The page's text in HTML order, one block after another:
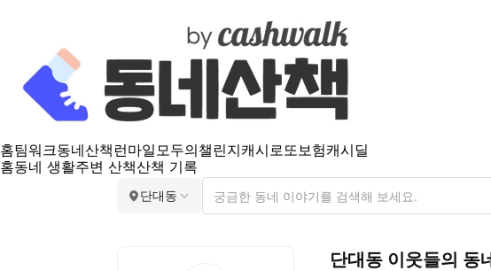
홈팀워크동네산책 런마일모두의챌린지캐시로또보험캐시딜
홈동네 생활주변 산책산책 기록
단대동
단대동 이웃들의 동